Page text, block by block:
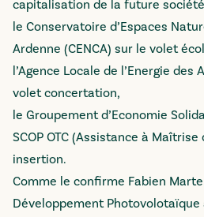
capitalisation de la future
le Conservatoire d’Espaces
Ardenne (CENCA) sur le volet
l’Agence Locale de l’Energie des
volet concertation,
le Groupement d’Economie
SCOP OTC (Assistance à
insertion.
Comme le confirme Fabien
Développement Photovolotaïque